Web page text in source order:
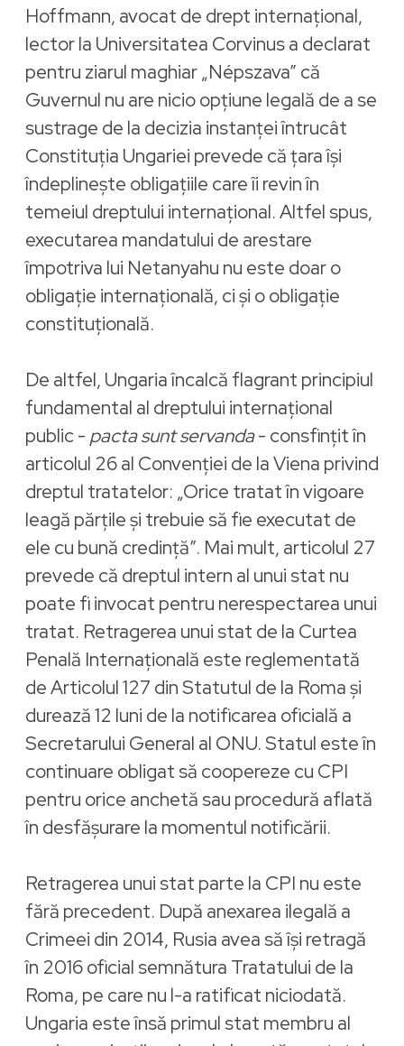
Hoffmann, avocat de drept internațional,
lector la Universitatea Corvinus a declarat
pentru ziarul maghiar „Népszava” că
Guvernul nu are nicio opțiune legală de a se
sustrage de la decizia instanței întrucât
Constituția Ungariei prevede că țara își
îndeplinește obligațiile care îi revin în
temeiul dreptului internațional. Altfel spus,
executarea mandatului de arestare
împotriva lui Netanyahu nu este doar o
obligație internațională, ci și o obligație
constituțională.
De altfel, Ungaria încalcă flagrant principiul
fundamental al dreptului internațional
public - pacta sunt servanda- consfințit în
articolul 26 al Convenției de la Viena privind
dreptul tratatelor: „Orice tratat în vigoare
leagă părțile și trebuie să fie executat de
ele cu bună credință”. Mai mult, articolul 27
prevede că dreptul intern al unui stat nu
poate fi invocat pentru nerespectarea unui
tratat. Retragerea unui stat de la Curtea
Penală Internațională este reglementată
de Articolul 127 din Statutul de la Roma și
durează 12 luni de la notificarea oficială a
Secretarului General al ONU. Statul este în
continuare obligat să coopereze cu CPI
pentru orice anchetă sau procedură aflată
în desfășurare la momentul notificării.
Retragerea unui stat parte la CPI nu este
fără precedent. După anexarea ilegală a
Crimeei din 2014, Rusia avea să își retragă
în 2016 oficial semnătura Tratatului de la
Roma, pe care nu l-a ratificat niciodată.
Ungaria este însă primul stat membru al